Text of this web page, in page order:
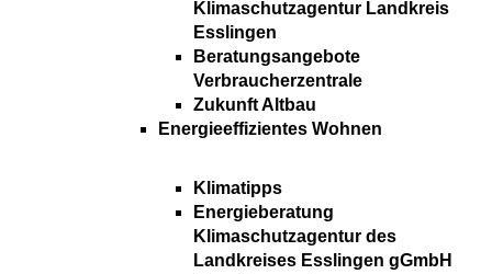
Klimaschutzagentur Landkreis
Esslingen
Beratungsangebote
Verbraucherzentrale
Zukunft Altbau
Energieeffizientes Wohnen
Klimatipps
Energieberatung
Klimaschutzagentur des
Landkreises Esslingen gGmbH